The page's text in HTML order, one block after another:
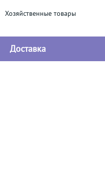
Хозяйственные товары
Доставка